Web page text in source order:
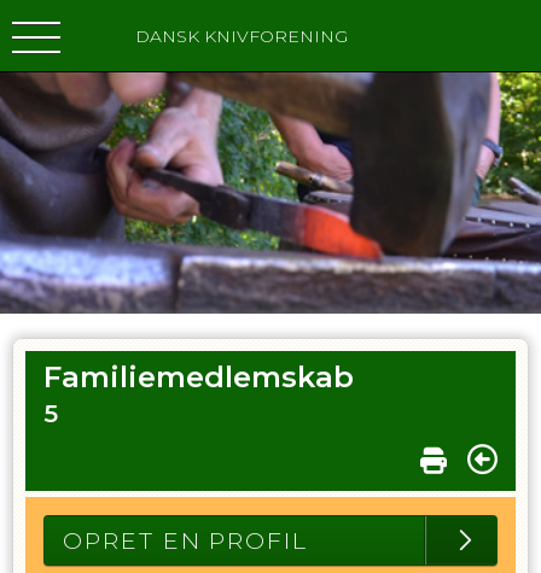
DANSK KNIVFORENING
Familiemedlemskab
5
OPRET EN PROFIL